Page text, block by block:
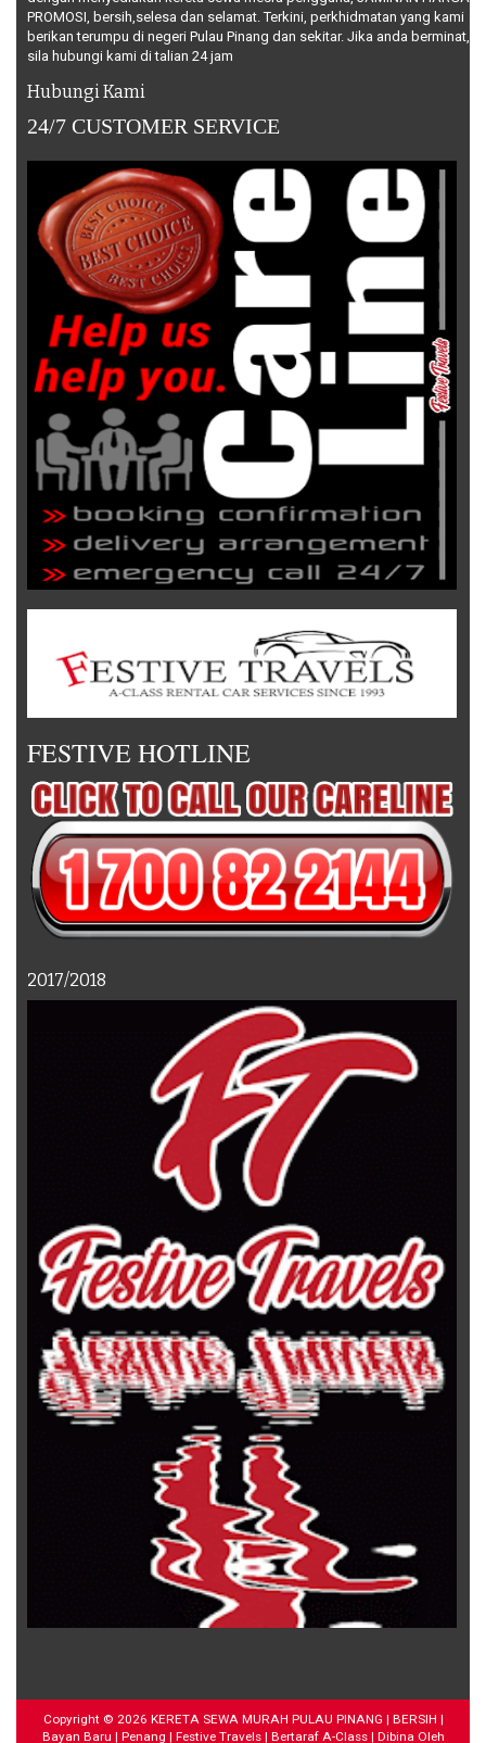
PROMOSI, bersih,selesa dan selamat. Terkini, perkhidmatan yang kami
berikan terumpu di negeri Pulau Pinang dan sekitar. Jika anda berminat,
sila hubungi kami di talian 24 jam
Hubungi Kami
24/7 CUSTOMER SERVICE
FESTIVE HOTLINE
2017/2018
Copyright © 2026 KERETA SEWA MURAH PULAU PINANG | BERSIH |
Bayan Baru | Penang | Festive Travels | Bertaraf A-Class| Dibina Oleh